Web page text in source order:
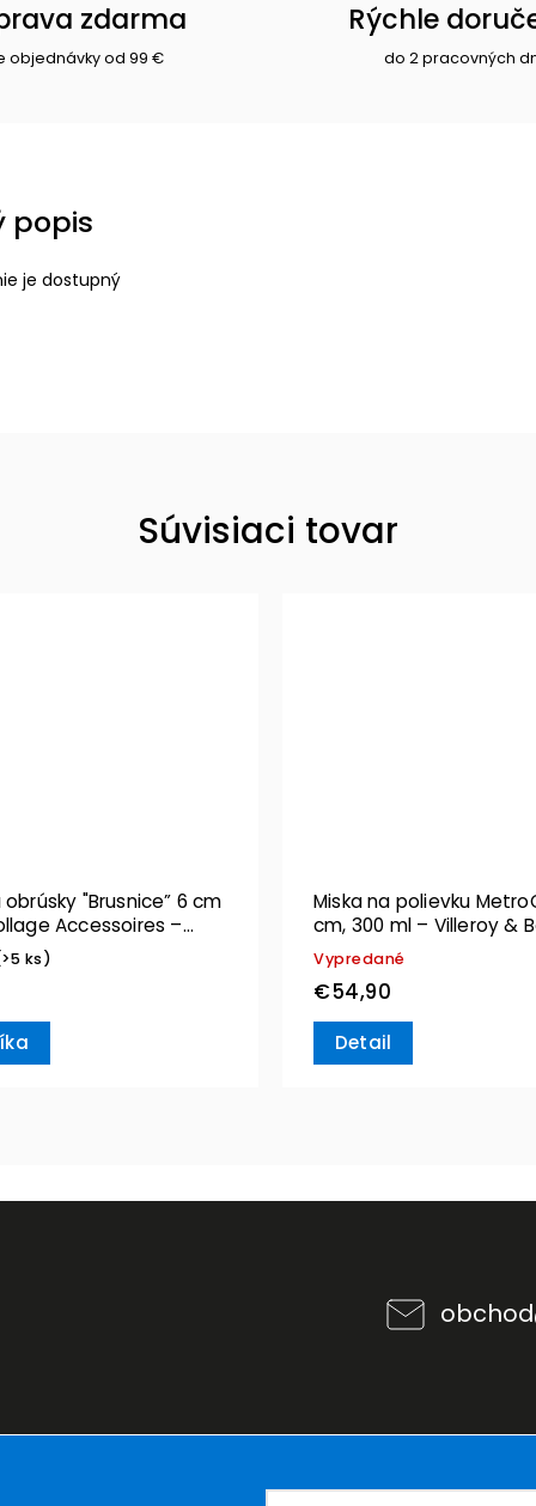
zdarma
objednávky od 99 €
Rýchle
do 2 pracovných
popis
je dostupný
Súvisiaci tovar
obrúsky "Brusnice” 6 cm
Accessoires –
ks)
Miska na polievku
cm, 300 ml – Villeroy &
Vypredané
€54,90
Detail
obchod